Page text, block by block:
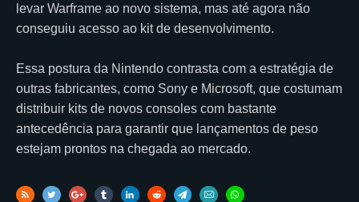
levar Warframe ao novo sistema, mas até agora não
conseguiu acesso ao kit de desenvolvimento.
Essa postura da Nintendo contrasta com a estratégia de
outras fabricantes, como Sony e Microsoft, que costumam
distribuir kits de novos consoles com bastante
antecedência para garantir que lançamentos de peso
estejam prontos na chegada ao mercado.